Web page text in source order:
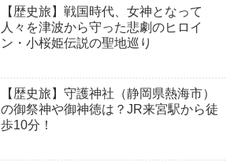
【歴史旅】戦国時代、女神となって
人々を津波から守った悲劇のヒロイ
ン・小桜姫伝説の聖地巡り
【歴史旅】守護神社（静岡県熱海市）
の御祭神や御神徳は？JR来宮駅から徒
歩10分！